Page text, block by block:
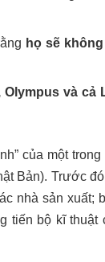
họ sẽ
Olympus và cả
của một
Bản). Trước
nhà sản xuất;
tiến bộ kĩ thuật